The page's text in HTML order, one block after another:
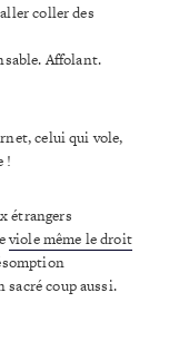
coller des
Affolant.
celui qui vole,
!
étrangers
viole même le droit
sacré coup aussi.